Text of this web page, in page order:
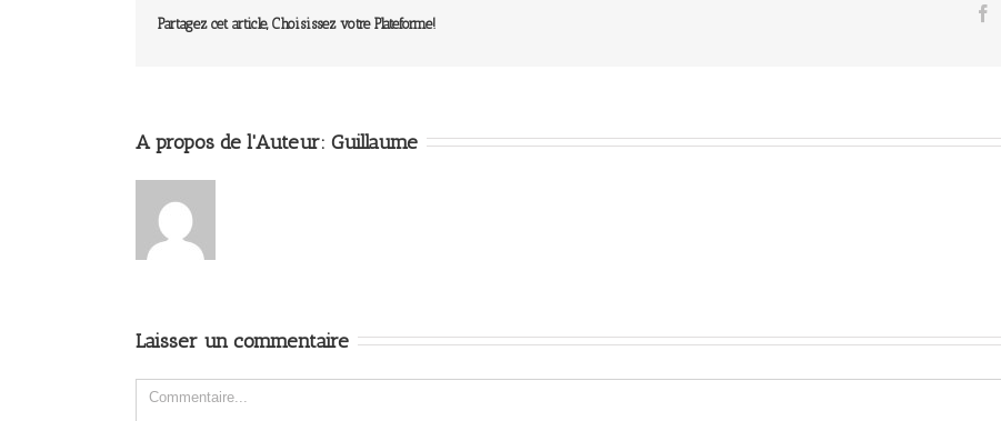
Partagez cet article, Choisissez votre Plateforme!
A propos de l'Auteur: Guillaume
Laisser un commentaire